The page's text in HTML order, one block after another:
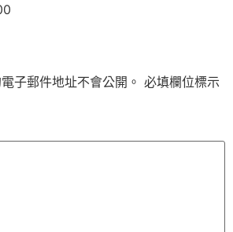
子郵件地址不會公開。 必填欄位標示